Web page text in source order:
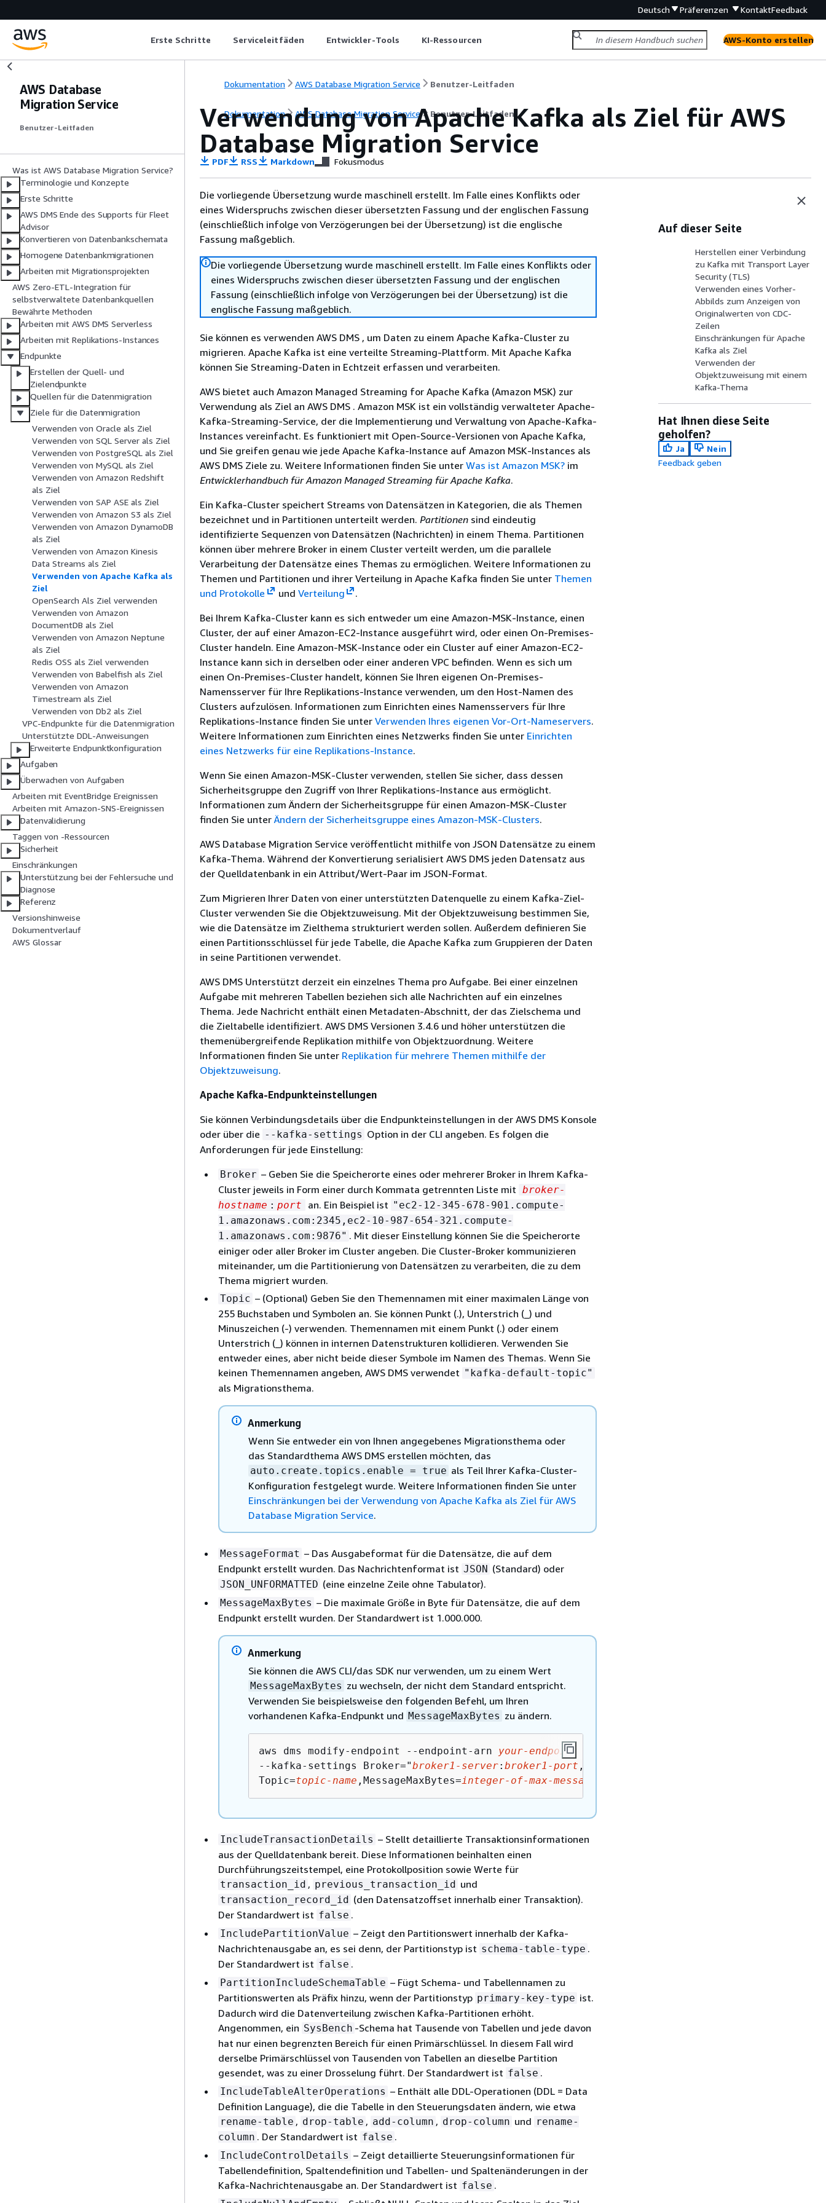
Deutsch Präferenzen KontaktFeedback
Erste Schritte Serviceleitfäden Entwickler-Tools KI-Ressourcen AWS-Konto erstellen
AWS Database
Migration Service
Benutzer-Leitfaden
Was ist AWS Database Migration Service?
Terminologie und Konzepte
Erste Schritte
AWS DMS Ende des Supports für Fleet
Advisor
Konvertieren von Datenbankschemata
Homogene Datenbankmigrationen
Arbeiten mit Migrationsprojekten
AWS Zero-ETL-Integration für
selbstverwaltete Datenbankquellen
Bewährte Methoden
Arbeiten mit AWS DMS Serverless
Arbeiten mit Replikations-Instances
Endpunkte
Erstellen der Quell- und
Zielendpunkte
Quellen für die Datenmigration
Ziele für die Datenmigration
Verwenden von Oracle als Ziel
Verwenden von SQL Server als Ziel
Verwenden von PostgreSQL als Ziel
Verwenden von MySQL als Ziel
Verwenden von Amazon Redshift
als Ziel
Verwenden von SAP ASE als Ziel
Verwenden von Amazon S3 als Ziel
Verwenden von Amazon DynamoDB
als Ziel
Verwenden von Amazon Kinesis
Data Streams als Ziel
Verwenden von Apache Kafka als
Ziel
OpenSearch Als Ziel verwenden
Verwenden von Amazon
DocumentDB als Ziel
Verwenden von Amazon Neptune
als Ziel
Redis OSS als Ziel verwenden
Verwenden von Babelfish als Ziel
Verwenden von Amazon
Timestream als Ziel
Verwenden von Db2 als Ziel
VPC-Endpunkte für die Datenmigration
Unterstützte DDL-Anweisungen
Erweiterte Endpunktkonfiguration
Aufgaben
Überwachen von Aufgaben
Arbeiten mit EventBridge Ereignissen
Arbeiten mit Amazon-SNS-Ereignissen
Datenvalidierung
Taggen von -Ressourcen
Sicherheit
Einschränkungen
Unterstützung bei der Fehlersuche und
Diagnose
Referenz
Versionshinweise
Dokumentverlauf
AWS Glossar
Dokumentation AWS Database Migration Service Benutzer-Leitfaden
Dokumentation AWS Database Migration Service Benutzer-Leitfaden
Verwendung von Apache Kafka als Ziel für AWS
Database Migration Service
PDF RSS Markdown Fokusmodus
Die vorliegende Übersetzung wurde maschinell erstellt. Im Falle eines Konflikts oder
eines Widerspruchs zwischen dieser übersetzten Fassung und der englischen Fassung
(einschließlich infolge von Verzögerungen bei der Übersetzung) ist die englische
Fassung maßgeblich.
Die vorliegende Übersetzung wurde maschinell erstellt. Im Falle eines Konflikts oder
eines Widerspruchs zwischen dieser übersetzten Fassung und der englischen
Fassung (einschließlich infolge von Verzögerungen bei der Übersetzung) ist die
englische Fassung maßgeblich.
Sie können es verwenden AWS DMS , um Daten zu einem Apache Kafka-Cluster zu
migrieren. Apache Kafka ist eine verteilte Streaming-Plattform. Mit Apache Kafka
können Sie Streaming-Daten in Echtzeit erfassen und verarbeiten.
AWS bietet auch Amazon Managed Streaming for Apache Kafka (Amazon MSK) zur
Verwendung als Ziel an AWS DMS . Amazon MSK ist ein vollständig verwalteter Apache-
Kafka-Streaming-Service, der die Implementierung und Verwaltung von Apache-Kafka-
Instances vereinfacht. Es funktioniert mit Open-Source-Versionen von Apache Kafka,
und Sie greifen genau wie jede Apache Kafka-Instance auf Amazon MSK-Instances als
AWS DMS Ziele zu. Weitere Informationen finden Sie unter Was ist Amazon MSK? im
Entwicklerhandbuch für Amazon Managed Streaming für Apache Kafka.
Ein Kafka-Cluster speichert Streams von Datensätzen in Kategorien, die als Themen
bezeichnet und in Partitionen unterteilt werden. Partitionen sind eindeutig
identifizierte Sequenzen von Datensätzen (Nachrichten) in einem Thema. Partitionen
können über mehrere Broker in einem Cluster verteilt werden, um die parallele
Verarbeitung der Datensätze eines Themas zu ermöglichen. Weitere Informationen zu
Themen und Partitionen und ihrer Verteilung in Apache Kafka finden Sie unter Themen
und Protokolle
und Verteilung
.
Bei Ihrem Kafka-Cluster kann es sich entweder um eine Amazon-MSK-Instance, einen
Cluster, der auf einer Amazon-EC2-Instance ausgeführt wird, oder einen On-Premises-
Cluster handeln. Eine Amazon-MSK-Instance oder ein Cluster auf einer Amazon-EC2-
Instance kann sich in derselben oder einer anderen VPC befinden. Wenn es sich um
einen On-Premises-Cluster handelt, können Sie Ihren eigenen On-Premises-
Namensserver für Ihre Replikations-Instance verwenden, um den Host-Namen des
Clusters aufzulösen. Informationen zum Einrichten eines Namensservers für Ihre
Replikations-Instance finden Sie unter Verwenden Ihres eigenen Vor-Ort-Nameservers.
Weitere Informationen zum Einrichten eines Netzwerks finden Sie unter Einrichten
eines Netzwerks für eine Replikations-Instance.
Wenn Sie einen Amazon-MSK-Cluster verwenden, stellen Sie sicher, dass dessen
Sicherheitsgruppe den Zugriff von Ihrer Replikations-Instance aus ermöglicht.
Informationen zum Ändern der Sicherheitsgruppe für einen Amazon-MSK-Cluster
finden Sie unterÄndern der Sicherheitsgruppe eines Amazon-MSK-Clusters.
AWS Database Migration Service veröffentlicht mithilfe von JSON Datensätze zu einem
Kafka-Thema. Während der Konvertierung serialisiert AWS DMS jeden Datensatz aus
der Quelldatenbank in ein Attribut/Wert-Paar im JSON-Format.
Zum Migrieren Ihrer Daten von einer unterstützten Datenquelle zu einem Kafka-Ziel-
Cluster verwenden Sie die Objektzuweisung. Mit der Objektzuweisung bestimmen Sie,
wie die Datensätze im Zielthema strukturiert werden sollen. Außerdem definieren Sie
einen Partitionsschlüssel für jede Tabelle, die Apache Kafka zum Gruppieren der Daten
in seine Partitionen verwendet.
AWS DMS Unterstützt derzeit ein einzelnes Thema pro Aufgabe. Bei einer einzelnen
Aufgabe mit mehreren Tabellen beziehen sich alle Nachrichten auf ein einzelnes
Thema. Jede Nachricht enthält einen Metadaten-Abschnitt, der das Zielschema und
die Zieltabelle identifiziert. AWS DMS Versionen 3.4.6 und höher unterstützen die
themenübergreifende Replikation mithilfe von Objektzuordnung. Weitere
Informationen finden Sie unter Replikation für mehrere Themen mithilfe der
Objektzuweisung.
Apache Kafka-Endpunkteinstellungen
Sie können Verbindungsdetails über die Endpunkteinstellungen in der AWS DMS Konsole
oder über die --kafka-settings Option in der CLI angeben. Es folgen die
Anforderungen für jede Einstellung:
Broker – Geben Sie die Speicherorte eines oder mehrerer Broker in Ihrem Kafka-
Cluster jeweils in Form einer durch Kommata getrennten Liste mit broker-
hostname : port an. Ein Beispiel ist "ec2-12-345-678-901.compute-
1.amazonaws.com:2345,ec2-10-987-654-321.compute-
1.amazonaws.com:9876" . Mit dieser Einstellung können Sie die Speicherorte
einiger oder aller Broker im Cluster angeben. Die Cluster-Broker kommunizieren
miteinander, um die Partitionierung von Datensätzen zu verarbeiten, die zu dem
Thema migriert wurden.
Topic – (Optional) Geben Sie den Themennamen mit einer maximalen Länge von
255 Buchstaben und Symbolen an. Sie können Punkt (.), Unterstrich (_) und
Minuszeichen (-) verwenden. Themennamen mit einem Punkt (.) oder einem
Unterstrich (_) können in internen Datenstrukturen kollidieren. Verwenden Sie
entweder eines, aber nicht beide dieser Symbole im Namen des Themas. Wenn Sie
keinen Themennamen angeben, AWS DMS verwendet "kafka-default-topic"
als Migrationsthema.
Anmerkung
Wenn Sie entweder ein von Ihnen angegebenes Migrationsthema oder
das Standardthema AWS DMS erstellen möchten, das
auto.create.topics.enable = true als Teil Ihrer Kafka-Cluster-
Konfiguration festgelegt wurde. Weitere Informationen finden Sie unter
Einschränkungen bei der Verwendung von Apache Kafka als Ziel für AWS
Database Migration Service.
MessageFormat – Das Ausgabeformat für die Datensätze, die auf dem
Endpunkt erstellt wurden. Das Nachrichtenformat ist JSON (Standard) oder
JSON_UNFORMATTED (eine einzelne Zeile ohne Tabulator).
MessageMaxBytes – Die maximale Größe in Byte für Datensätze, die auf dem
Endpunkt erstellt wurden. Der Standardwert ist 1.000.000.
Anmerkung
Sie können die AWS CLI/das SDK nur verwenden, um zu einem Wert
MessageMaxBytes zu wechseln, der nicht dem Standard entspricht.
Verwenden Sie beispielsweise den folgenden Befehl, um Ihren
vorhandenen Kafka-Endpunkt und MessageMaxBytes zu ändern.
aws dms modify-endpoint --endpoint-arn your-endpoint
--kafka-settings Broker="broker1-server: broker1-port ,
Topic=topic-name ,MessageMaxBytes=integer-of-max-message-size-in-bytes
IncludeTransactionDetails – Stellt detaillierte Transaktionsinformationen
aus der Quelldatenbank bereit. Diese Informationen beinhalten einen
Durchführungszeitstempel, eine Protokollposition sowie Werte für
transaction_id , previous_transaction_id und
transaction_record_id (den Datensatzoffset innerhalb einer Transaktion).
Der Standardwert ist false .
IncludePartitionValue – Zeigt den Partitionswert innerhalb der Kafka-
Nachrichtenausgabe an, es sei denn, der Partitionstyp ist schema-table-type .
Der Standardwert ist false .
PartitionIncludeSchemaTable – Fügt Schema- und Tabellennamen zu
Partitionswerten als Präfix hinzu, wenn der Partitionstyp primary-key-type ist.
Dadurch wird die Datenverteilung zwischen Kafka-Partitionen erhöht.
Angenommen, ein SysBench -Schema hat Tausende von Tabellen und jede davon
hat nur einen begrenzten Bereich für einen Primärschlüssel. In diesem Fall wird
derselbe Primärschlüssel von Tausenden von Tabellen an dieselbe Partition
gesendet, was zu einer Drosselung führt. Der Standardwert ist false .
IncludeTableAlterOperations – Enthält alle DDL-Operationen (DDL = Data
Definition Language), die die Tabelle in den Steuerungsdaten ändern, wie etwa
rename-table , drop-table , add-column , drop-column und rename-
column . Der Standardwert ist false .
IncludeControlDetails – Zeigt detaillierte Steuerungsinformationen für
Tabellendefinition, Spaltendefinition und Tabellen- und Spaltenänderungen in der
Kafka-Nachrichtenausgabe an. Der Standardwert ist false .
Auf dieser Seite
Herstellen einer Verbindung
zu Kafka mit Transport Layer
Security (TLS)
Verwenden eines Vorher-
Abbilds zum Anzeigen von
Originalwerten von CDC-
Zeilen
Einschränkungen für Apache
Kafka als Ziel
Verwenden der
Objektzuweisung mit einem
Kafka-Thema
Hat Ihnen diese Seite
geholfen?
Ja
Nein
Feedback geben